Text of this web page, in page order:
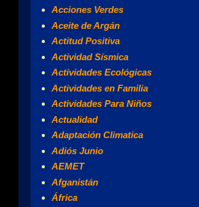
Acciones Verdes
Aceite de Argán
Actitud Positiva
Actividad Sísmica
Actividades Ecológicas
Actividades en Familia
Actividades Para Niños
Actualidad
Adaptación Climatica
Adiós Junio
AEMET
Afganistán
África